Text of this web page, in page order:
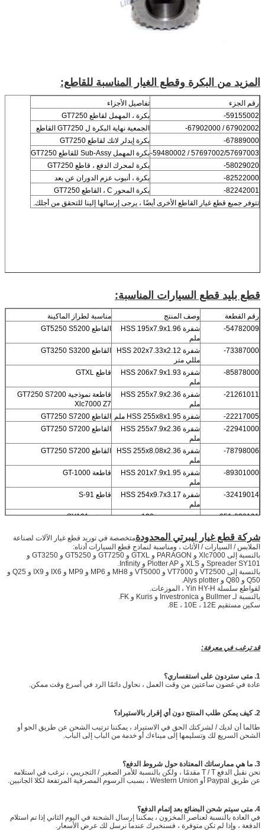
المزيد من البكرة وقطع الغيار المناسبة للقاطع:
رقم الجزء
تفاصيل الأجزاء
59155002-
بكرة ، المهمل لقاطع GT7250
67902002 / 67902000-
الجمعية نهاية البكرة ل GT7250 القاطع
67889000-
بكرة إيدلر لانك لقاطع GT7250
57697002/57697003 / 59480002-
بكرة المهمل Sub-Assy للقاطع GT7250
58029020-
بكرة لمحرك الدفع ، قاطع GT7250
82522000-
بكرة ، أنبوب عزم الدوران عن بعد
82242001-
بكرة المحور C ، القاطع GT7250
تتوفر جميع قطع غيار القاطع الأخرى أيضًا ، يرجى إرسالها إلينا للتحقق من أجلك.
قطع بليد قطع السيارات المناسبة:
رقم القطعة وصف المنتج
مناسبة لطراز الماكينة
54782009-
شفرة HSS 195x7.9x1.96
ملم
القاطع GT5250 S5200
73387000-
شفرة HSS 202x7.33x2.12
مللي متر
القاطع GT3250 S3200
85878000-
شفرة HSS 206x7.9x1.93
ملم
قاطع GTXL
21261011-
شفرة HSS 255x7.9x2.36
ملم
قاطعة نموذجية GT7250 S7200
Xlc7000 Z7
22217005-
شفرة HSS 255x8x1.95 ملم
القاطع GT7250 S7200
22941000-
شفرة HSS 255x7.9x2.36
ملم
القاطع GT7250 S7200
78798006-
شفرة HSS 255x8.08x2.36
ملم
القاطع GT7250 S7200
89301000-
شفرة HSS 201x7.9x1.95
ملم
قاطعة GT-1000
32419014-
شفرة HSS 254x9.7x3.17
ملم
قاطع S-91
051-028101 - شفرة مستديرة 100 مم مفرشة SY101
شركة قطع غيار ليبرتي المحدودةمتخصصة في توريد قطع غيار الآلات لصناعة
الملابس / السيارات / الأثاث ، ومناسبة لنماذج قطع السيارات أدناه:
بالنسبة إلى Xlc7000 و PARAGON و GTXL و GT7250 و GT5250 و GT3250 و
Spreader SY101 و XLS و Plotter AP و Infinity.
بالنسبة إلى VT2500 و VT7000 و VT5000 و MH8 و MP6 و MP9 و IX6 و IX9 و Q25 و
Q50 و Q80 و Alys plotter.
لقواطع سلسلة Yin HY-H ، الموزعات.
بالنسبة لـ Bullmer و Investronica و Kuris و FK.
سكين مستقيم 8E ، 10E ، 12E.
قد ترغب في معرفة:
1. متى ستردون على استفساري؟
عادة في غضون ساعتين من وقت العمل ، نحاول دائمًا الرد في أسرع وقت ممكن.
2. كيف يمكن طلب المنتج دون أي إقرار بالاستيراد؟
طالما أن لديك / لشركتك الحق في الاستيراد ، يمكننا ترتيب الشحن عن طريق الجو أو
الشحن السريع لك وتسليمها إلى ميناءك أو خدمة من الباب إلى الباب.
3. ما هي ممارساتك المعتادة حول شروط الدفع؟
نحن نقبل الدفع T / T مقدمًا ، ولكن بالنسبة للأمر الصغير / التجريبي ، نرغب في استلامه
عن طريق Paypal أو Western Union ، بسبب الرسوم المصرفية المرتفعة لكلا الجانبين.
4. متى سيتم شحن البضائع بعد إتمام الدفع؟
في العادة بالنسبة لعناصر المخزون ، يمكننا إرسال الشحنة في اليوم الثاني إذا تم استلام
الدفعة ، وإذا لم تكن متوفرة ، فسنخبرك عندما نرسل لك عرض الأسعار.